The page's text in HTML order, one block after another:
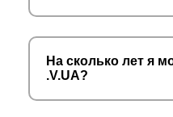
На сколько лет я
.V.UA?